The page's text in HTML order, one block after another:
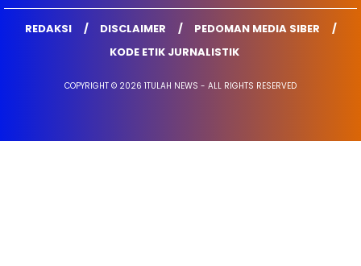
REDAKSI DISCLAIMER
PEDOMAN MEDIA SIBER
KODE ETIK JURNALISTIK
COPYRIGHT © 2026 1TULAH NEWS - ALL RIGHTS RESERVED